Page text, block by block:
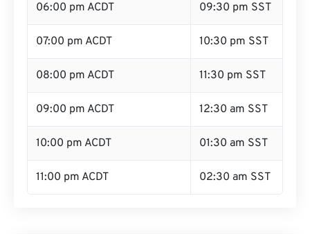
06:00 pm ACDT 09:30 pm SST
07:00 pm ACDT 10:30 pm SST
08:00 pm ACDT 11:30 pm SST
09:00 pm ACDT 12:30 am SST
10:00 pm ACDT 01:30 am SST
11:00 pm ACDT 02:30 am SST